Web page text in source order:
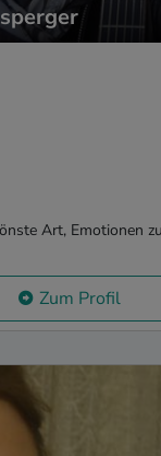
Art, Emotionen
Zum Profil